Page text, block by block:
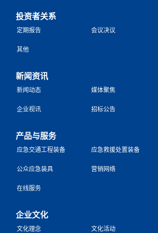
投资者关系
定期报告 会议决议
其他
新闻资讯
新闻动态 媒体聚焦
企业视讯 招标公告
产品与服务
应急交通工程装备 应急救援处置装备
公众应急装具 营销网络
在线服务
企业文化
文化理念 文化活动